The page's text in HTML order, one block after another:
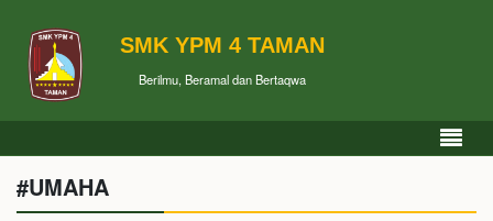
SMK YPM 4 TAMAN
Berilmu, Beramal dan Bertaqwa
#UMAHA